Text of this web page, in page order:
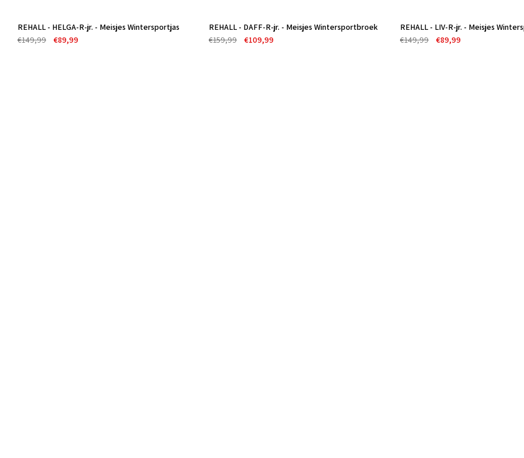
Uitverkocht
-40%
REHALL - HELGA-R-jr. - Meisjes Wintersportjas
€149,99
€89,99
Uitverkocht
-31%
REHALL - DAFF-R-jr. - Meisjes Wintersportbroek
€159,99
€109,99
Uitverkocht
-40%
REHALL - LIV-R-jr. - Meisjes
€149,99
€89,99